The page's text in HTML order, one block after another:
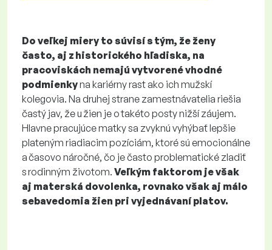
Do veľkej miery to súvisí s tým, že ženy
často, aj z historického hľadiska, na
pracoviskách nemajú vytvorené vhodné
podmienkyna kariérny rast ako ich mužskí
kolegovia. Na druhej strane zamestnávatelia riešia
častý jav, že u žien je o takéto posty nižší záujem.
Hlavne pracujúce matky sa zvyknú vyhýbať lepšie
plateným riadiacim pozíciám, ktoré sú emocionálne
a časovo náročné, čo je často problematické zladiť
s rodinným životom. Veľkým faktorom je však
aj materská dovolenka, rovnako však aj málo
sebavedomia žien pri vyjednávaní platov.